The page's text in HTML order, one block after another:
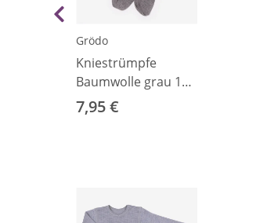
Grödo
Kniestrümpfe
Baumwolle grau 19-
22
7,95 €